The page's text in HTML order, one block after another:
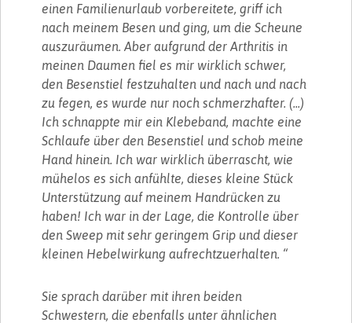
einen Familienurlaub vorbereitete, griff ich
nach meinem Besen und ging, um die Scheune
auszuräumen. Aber aufgrund der Arthritis in
meinen Daumen fiel es mir wirklich schwer,
den Besenstiel festzuhalten und nach und nach
zu fegen, es wurde nur noch schmerzhafter. (...)
Ich schnappte mir ein Klebeband, machte eine
Schlaufe über den Besenstiel und schob meine
Hand hinein. Ich war wirklich überrascht, wie
mühelos es sich anfühlte, dieses kleine Stück
Unterstützung auf meinem Handrücken zu
haben! Ich war in der Lage, die Kontrolle über
den Sweep mit sehr geringem Grip und dieser
kleinen Hebelwirkung aufrechtzuerhalten. “
Sie sprach darüber mit ihren beiden
Schwestern, die ebenfalls unter ähnlichen